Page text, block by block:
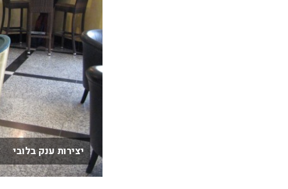
יצירות ענק בלובי